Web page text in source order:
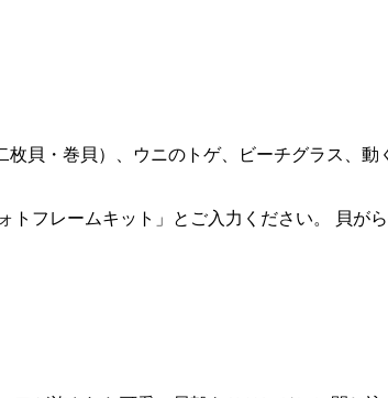
貝・巻貝）、ウニのトゲ、ビーチグラス、動
フレームキット」とご入力ください。 貝が